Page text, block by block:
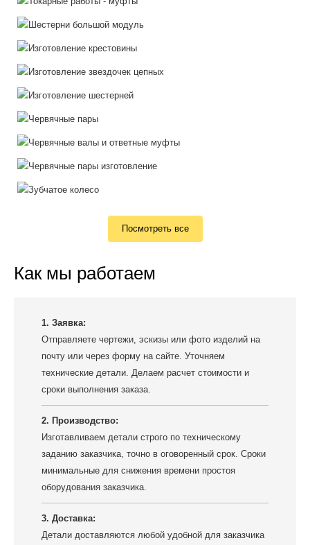
Посмотреть все
Как мы работаем
1. Заявка:
Отправляете чертежи, эскизы или фото изделий на
почту или через форму на сайте. Уточняем
технические детали. Делаем расчет стоимости и
сроки выполнения заказа.
2. Производство:
Изготавливаем детали строго по техническому
заданию заказчика, точно в оговоренный срок. Сроки
минимальные для снижения времени простоя
оборудования заказчика.
3. Доставка:
Детали доставляются любой удобной для заказчика